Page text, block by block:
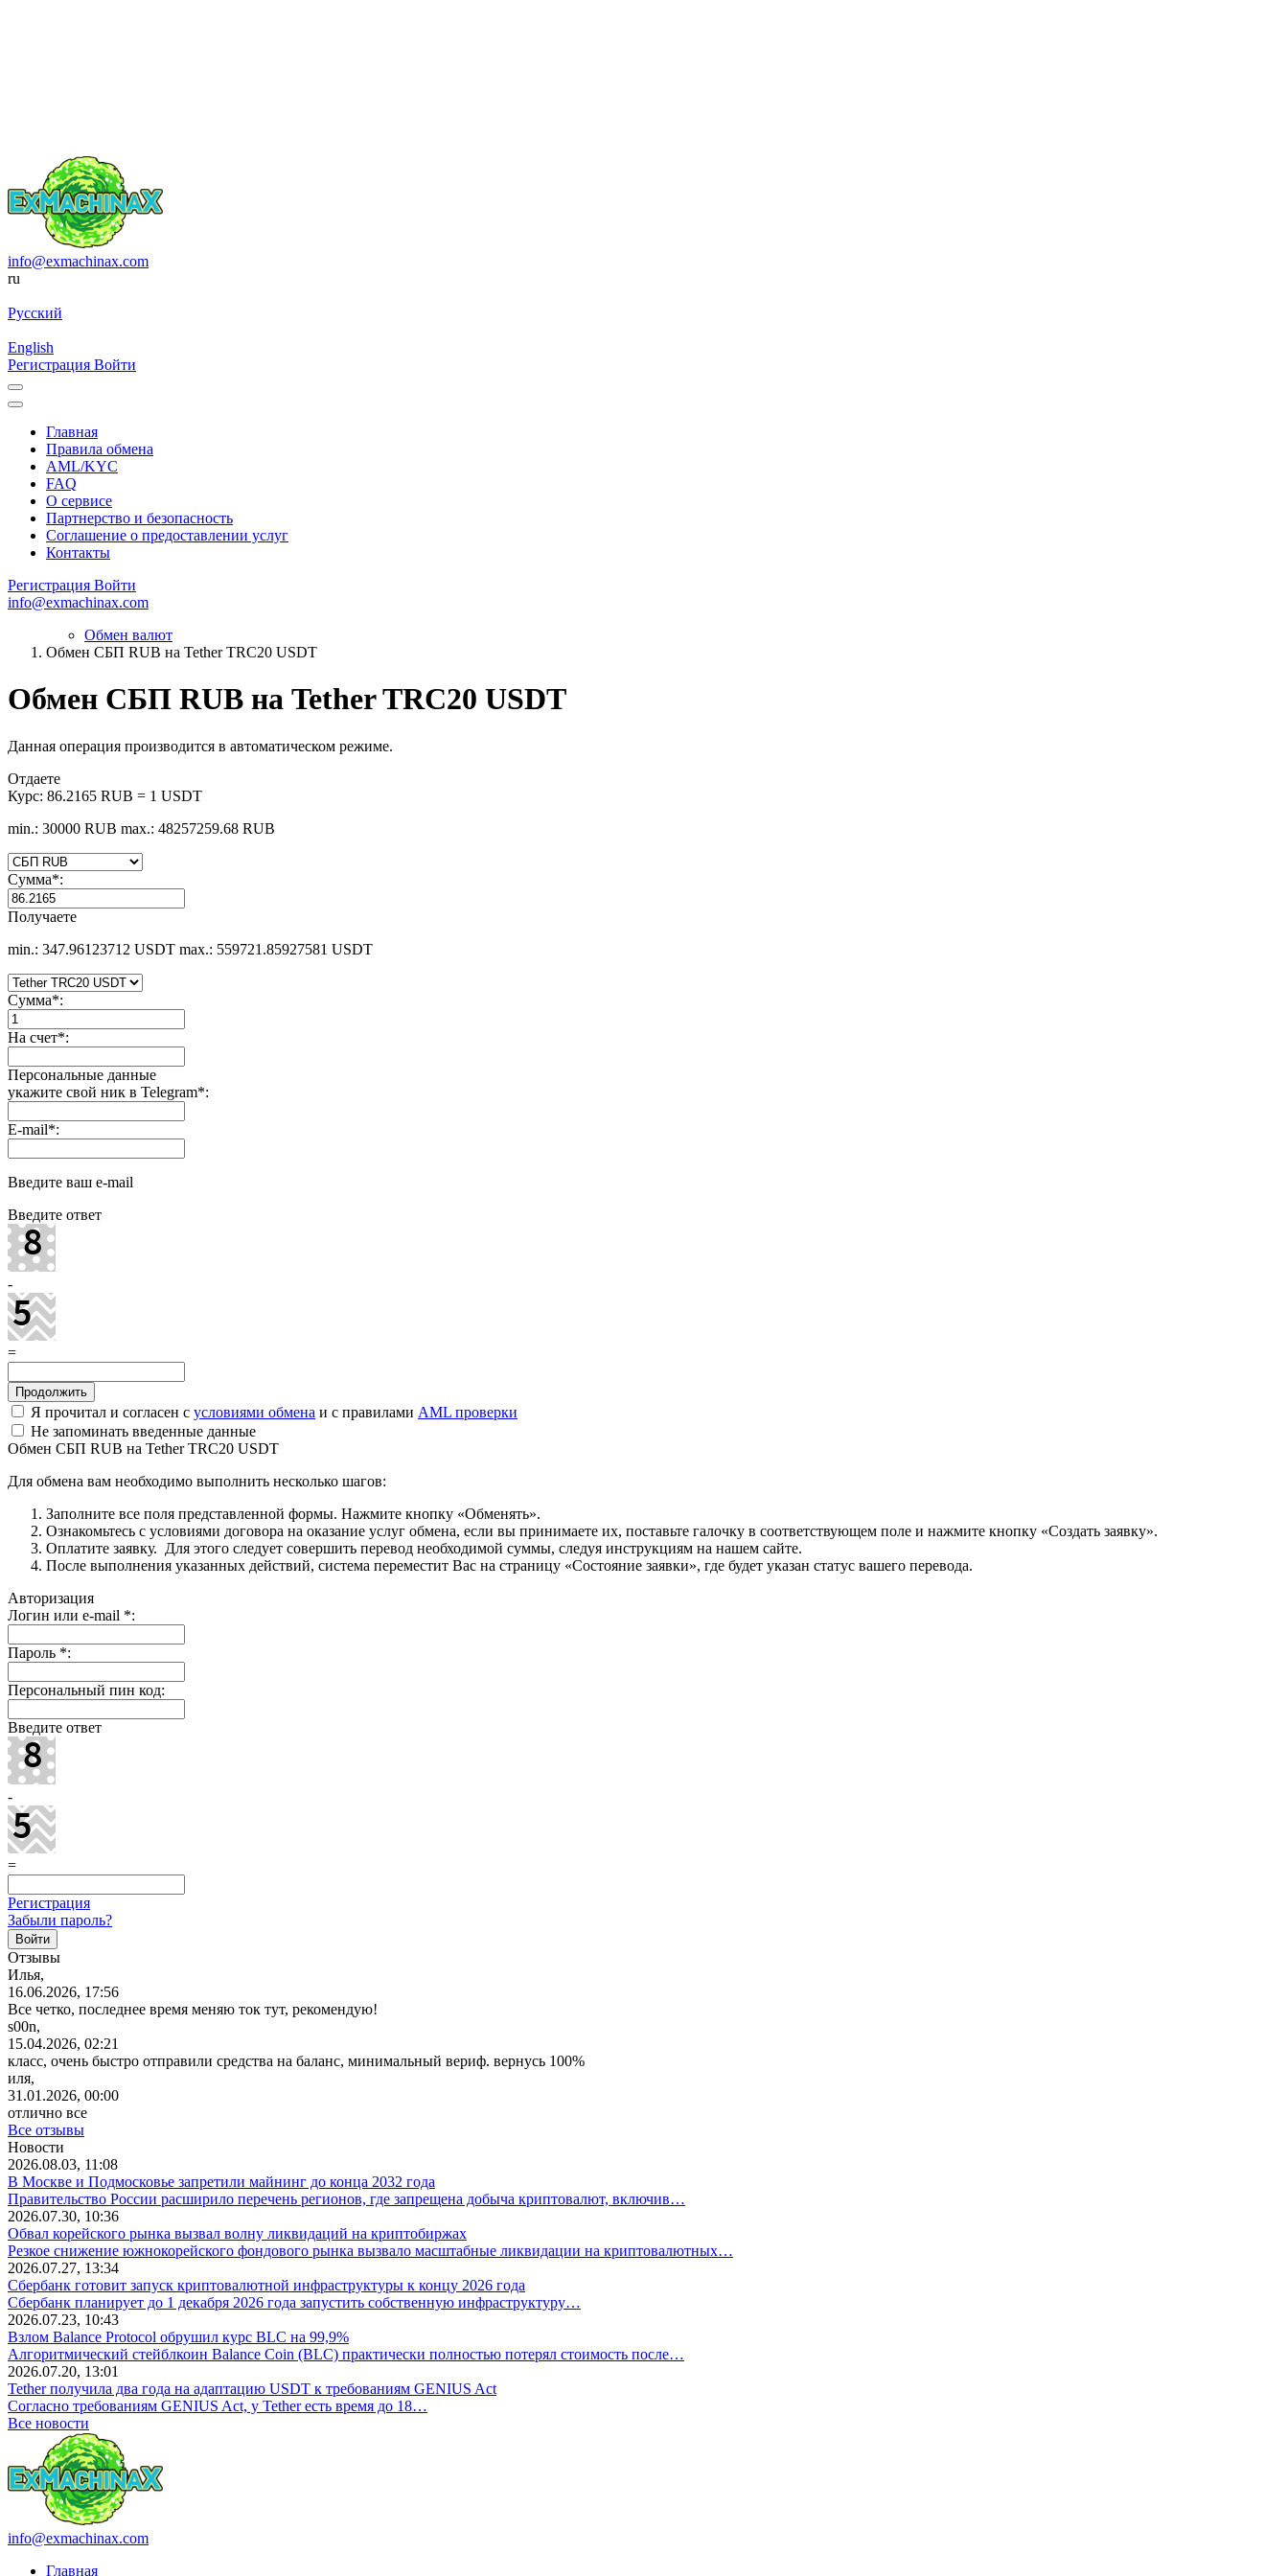
info@exmachinax.com
ru
Русский
English
Регистрация Войти
Главная
Правила обмена
AML/KYC
FAQ
О сервисе
Партнерство и безопасность
Соглашение о предоставлении услуг
Контакты
Регистрация Войти
info@exmachinax.com
Обмен валют
Обмен СБП RUB на Tether TRC20 USDT
Обмен СБП RUB на Tether TRC20 USDT
Данная операция производится в автоматическом режиме.
Отдаете
Курс: 86.2165 RUB = 1 USDT
min.: 30000 RUB max.: 48257259.68 RUB
Сумма*:
Получаете
min.: 347.96123712 USDT max.: 559721.85927581 USDT
Сумма*:
На счет*:
Персональные данные
укажите свой ник в Telegram*:
E-mail*:
Введите ваш e-mail
Введите ответ
-
=
Я прочитал и согласен с условиями обмена и с правилами AML проверки
Не запоминать введенные данные
Обмен СБП RUB на Tether TRC20 USDT
Для обмена вам необходимо выполнить несколько шагов:
Заполните все поля представленной формы. Нажмите кнопку «Обменять».
Ознакомьтесь с условиями договора на оказание услуг обмена, если вы принимаете их, поставьте галочку в соответствующем поле и нажмите кнопку «Создать заявку».
Оплатите заявку. Для этого следует совершить перевод необходимой суммы, следуя инструкциям на нашем сайте.
После выполнения указанных действий, система переместит Вас на страницу «Состояние заявки», где будет указан статус вашего перевода.
Авторизация
Логин или e-mail *:
Пароль *:
Персональный пин код:
Введите ответ
-
=
Регистрация
Забыли пароль?
Отзывы
Илья,
16.06.2026, 17:56
Все четко, последнее время меняю ток тут, рекомендую!
s00n,
15.04.2026, 02:21
класс, очень быстро отправили средства на баланс, минимальный вериф. вернусь 100%
иля,
31.01.2026, 00:00
отлично все
Все отзывы
Новости
2026.08.03, 11:08
В Москве и Подмосковье запретили майнинг до конца 2032 года
Правительство России расширило перечень регионов, где запрещена добыча криптовалют, включив…
2026.07.30, 10:36
Обвал корейского рынка вызвал волну ликвидаций на криптобиржах
Резкое снижение южнокорейского фондового рынка вызвало масштабные ликвидации на криптовалютных…
2026.07.27, 13:34
Сбербанк готовит запуск криптовалютной инфраструктуры к концу 2026 года
Сбербанк планирует до 1 декабря 2026 года запустить собственную инфраструктуру…
2026.07.23, 10:43
Взлом Balance Protocol обрушил курс BLC на 99,9%
Алгоритмический стейблкоин Balance Coin (BLC) практически полностью потерял стоимость после…
2026.07.20, 13:01
Tether получила два года на адаптацию USDT к требованиям GENIUS Act
Согласно требованиям GENIUS Act, у Tether есть время до 18…
Все новости
info@exmachinax.com
Главная